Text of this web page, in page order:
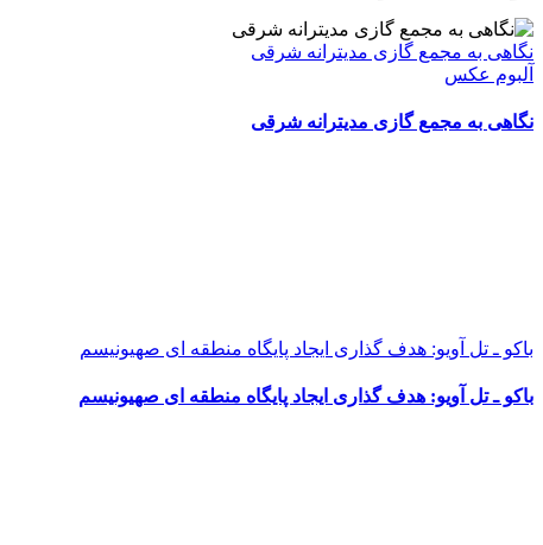
نگاهی به مجمع گازی مدیترانه شرقی
آلبوم عکس
نگاهی به مجمع گازی مدیترانه شرقی
باکو ـ تل آویو: هدف گذاری ایجاد پایگاه منطقه ای صهیونیسم
باکو ـ تل آویو: هدف گذاری ایجاد پایگاه منطقه ای صهیونیسم